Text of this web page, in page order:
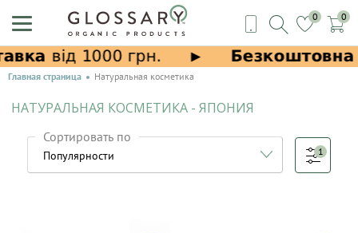
0 0
Главная страница Натуральная косметика
НАТУРАЛЬНАЯ КОСМЕТИКА - ЯПОНИЯ
Сортировать по
1